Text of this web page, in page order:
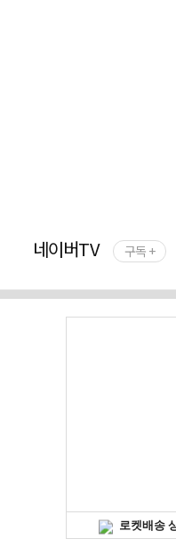
네이버TV 구독 +